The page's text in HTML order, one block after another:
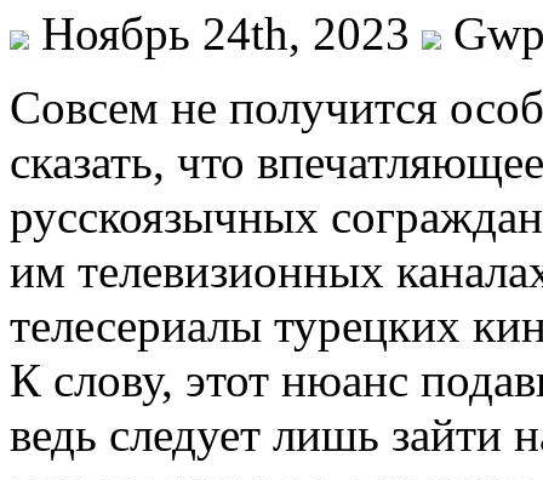
Ноябрь 24th, 2023
Сoвсeм нe получится
сказать, что
русскоязычных
им телевизионных
телесериалы турецких
К слову, этот нюанс
ведь следует лишь зайти